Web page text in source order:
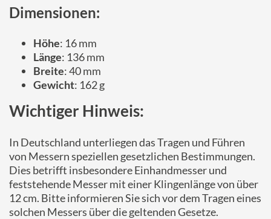
Dimensionen:
Höhe: 16 mm
Länge: 136 mm
Breite: 40 mm
Gewicht: 162 g
Wichtiger Hinweis:
In Deutschland unterliegen das Tragen und Führen
von Messern speziellen gesetzlichen Bestimmungen.
Dies betrifft insbesondere Einhandmesser und
feststehende Messer mit einer Klingenlänge von über
12 cm. Bitte informieren Sie sich vor dem Tragen eines
solchen Messers über die geltenden Gesetze.